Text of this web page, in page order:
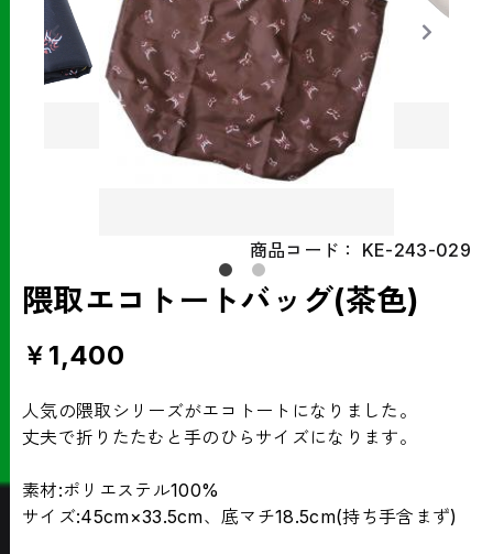
商品コード： KE-243-029
隈取エコトートバッグ(茶色)
￥1,400
人気の隈取シリーズがエコトートになりました。
丈夫で折りたたむと手のひらサイズになります。
素材:ポリエステル100%
サイズ:45cm×33.5cm、底マチ18.5cm(持ち手含まず)